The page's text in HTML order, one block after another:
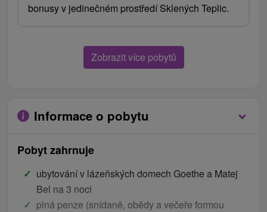
bonusy v jedinečném prostředí Sklených Teplic.
Zobrazit více pobytů
Informace o pobytu
Pobyt zahrnuje
ubytování v lázeňských domech Goethe a Matej
Bel na 3 noci
plná penze (snídaně, obědy a večeře formou